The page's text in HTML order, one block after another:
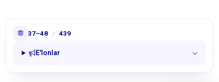
37–48 / 439
E'lonlar